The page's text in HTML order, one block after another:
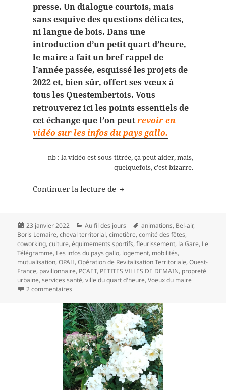
presse. Un dialogue courtois, mais
sans esquive des questions délicates,
ni langue de bois. Dans une
introduction d’un petit quart d’heure,
le maire a fait un bref rappel de
l’année passée, esquissé les projets de
2022 et, bien sûr, offert ses vœux à
tous les Questembertois. Vous
retrouverez ici les points essentiels de
cet échange que l’on peutrevoir en
vidéo sur les infos du pays gallo.
nb : la vidéo est sous-titrée, ça peut aider, mais,
quelquefois, c’est bizarre.
Continuer la lecture de Boris Lemaire répond à la
Publié
le
23 janvier 2022 Catégories
Au fil des jours
Mots-
clés
animations, Bel-air,
Boris Lemaire,cheval territorial,cimetière,comité des fêtes,
coworking,culture,équimements sportifs,fleurissement, la Gare, Le
Télégramme, Les infos du pays gallo, logement, mobilités,
mutualisation,OPAH,Opération de Revitalisation Territoriale,Ouest-
France, pavillonnaire, PCAET, PETITES VILLES DE DEMAIN, propreté
urbaine,services santé,ville du quart d'heure,Voeux du maire
2 commentaires